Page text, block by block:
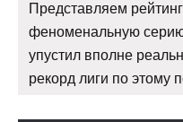
Представляем
феноменальную
упустил вполне
рекорд лиги по этому